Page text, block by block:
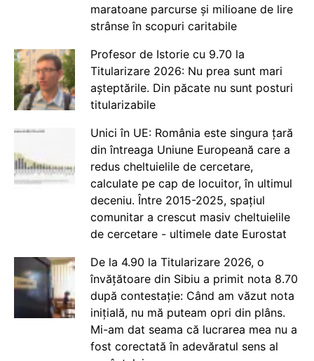
maratoane parcurse și milioane de lire
strânse în scopuri caritabile
Profesor de Istorie cu 9.70 la
Titularizare 2026: Nu prea sunt mari
așteptările. Din păcate nu sunt posturi
titularizabile
Unici în UE: România este singura țară
din întreaga Uniune Europeană care a
redus cheltuielile de cercetare,
calculate pe cap de locuitor, în ultimul
deceniu. Între 2015-2025, spațiul
comunitar a crescut masiv cheltuielile
de cercetare - ultimele date Eurostat
De la 4.90 la Titularizare 2026, o
învățătoare din Sibiu a primit nota 8.70
după contestație: Când am văzut nota
inițială, nu mă puteam opri din plâns.
Mi-am dat seama că lucrarea mea nu a
fost corectată în adevăratul sens al